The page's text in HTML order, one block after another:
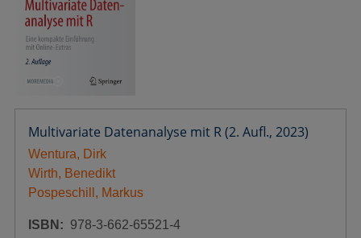
Multivariate Datenanalyse mit R (2. Aufl., 2023)
Wentura, Dirk
Wirth, Benedikt
Pospeschill, Markus
ISBN 978-3-662-65521-4